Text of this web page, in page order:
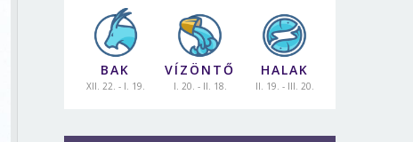
BAK
XII. 22. - I. 19.
VÍZÖNTŐ
I. 20. - II. 18.
HALAK
II. 19. - III. 20.